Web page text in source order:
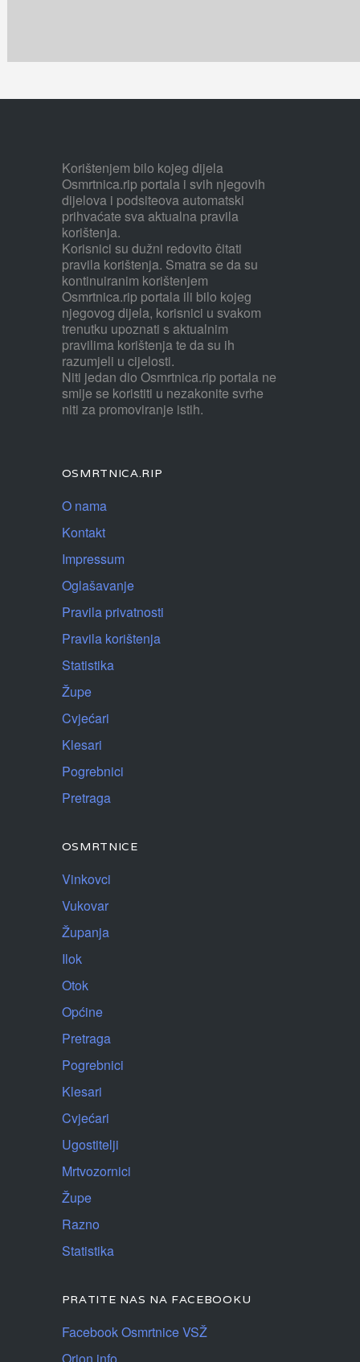
Korištenjem bilo kojeg dijela
Osmrtnica.rip portala i svih njegovih
dijelova i podsiteova automatski
prihvaćate sva aktualna pravila
korištenja.
Korisnici su dužni redovito čitati
pravila korištenja. Smatra se da su
kontinuiranim korištenjem
Osmrtnica.rip portala ili bilo kojeg
njegovog dijela, korisnici u svakom
trenutku upoznati s aktualnim
pravilima korištenja te da su ih
razumjeli u cijelosti.
Niti jedan dio Osmrtnica.rip portala ne
smije se koristiti u nezakonite svrhe
niti za promoviranje istih.
OSMRTNICA.RIP
O nama
Kontakt
Impressum
Oglašavanje
Pravila privatnosti
Pravila korištenja
Statistika
Župe
Cvjećari
Klesari
Pogrebnici
Pretraga
OSMRTNICE
Vinkovci
Vukovar
Županja
Ilok
Otok
Općine
Pretraga
Pogrebnici
Klesari
Cvjećari
Ugostitelji
Mrtvozornici
Župe
Razno
Statistika
PRATITE NAS NA FACEBOOKU
Facebook Osmrtnice VSŽ